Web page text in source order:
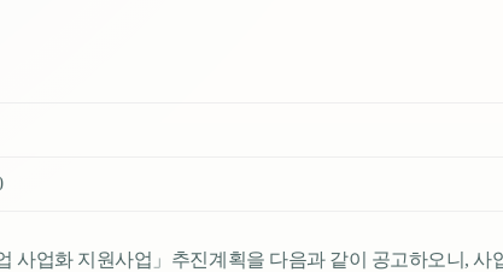
사업화 지원사업」추진계획을 다음과 같이 공고하오니,